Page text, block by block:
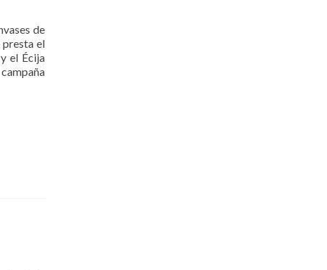
de
presta el
el Écija